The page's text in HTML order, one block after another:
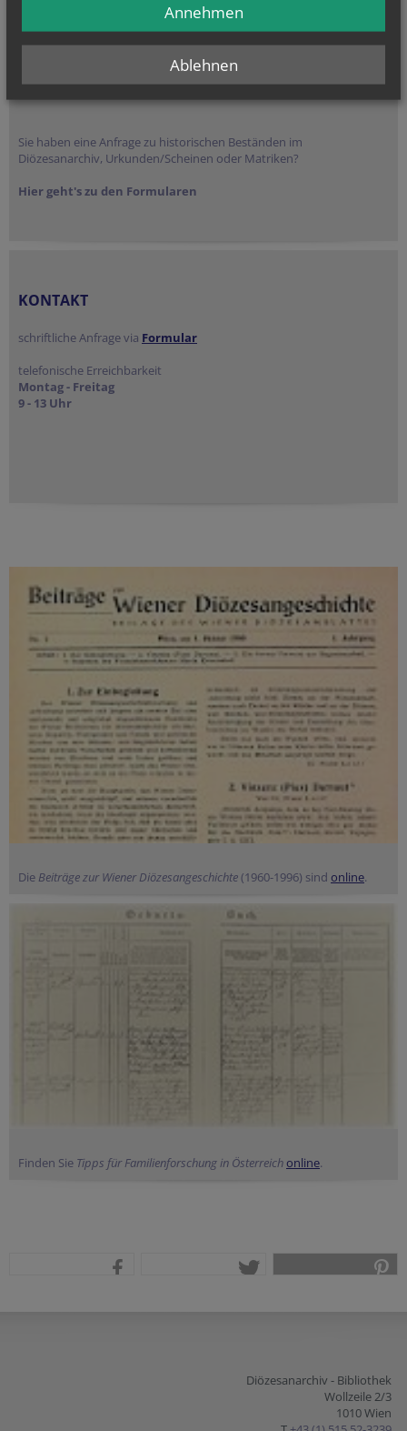
SUCHE
Sie haben eine Anfrage zu historischen Beständen im
Diözesanarchiv, Urkunden/Scheinen oder Matriken?
Hier geht's zu den Formularen
KONTAKT
schriftliche Anfrage via Formular
telefonische Erreichbarkeit
Montag - Freitag
9 - 13 Uhr
Die Beiträge zur Wiener Diözesangeschichte(1960-1996) sind online.
Finden Sie Tipps für Familienforschung in Österreichonline.
Diözesanarchiv - Bibliothek
Wollzeile 2/3
1010 Wien
Ablehnen
Annehmen